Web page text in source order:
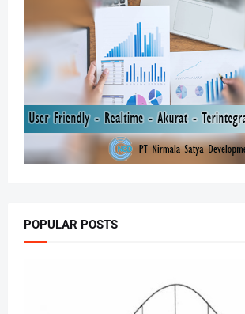
POPULAR POSTS